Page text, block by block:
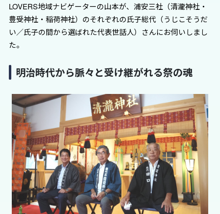
LOVERS地域ナビゲーターの山本が、浦安三社（清瀧神社・
豊受神社・稲荷神社）のそれぞれの氏子総代（うじこそうだ
い／氏子の間から選ばれた代表世話人）さんにお伺いしまし
た。
明治時代から脈々と受け継がれる祭の魂